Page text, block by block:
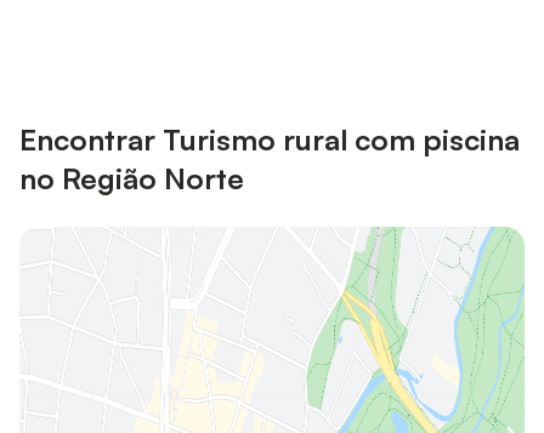
Encontrar Turismo rural com piscina
no Região Norte